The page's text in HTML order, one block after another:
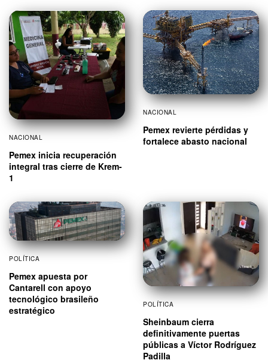
NACIONAL
Pemex inicia recuperación
integral tras cierre de Krem-
1
NACIONAL
Pemex revierte pérdidas y
fortalece abasto nacional
POLÍTICA
Pemex apuesta por
Cantarell con apoyo
tecnológico brasileño
estratégico
POLÍTICA
Sheinbaum cierra
definitivamente puertas
públicas a Víctor Rodríguez
Padilla